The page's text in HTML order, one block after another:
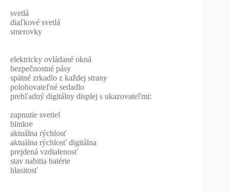
svetlá
diaľkové svetlá
smerovky
elektricky ovládané okná
bezpečnostné pásy
spätné zrkadlo z každej strany
polohovateľné sedadlo
prehľadný digitálny displej s ukazovateľmi:
zapnutie svetiel
blinkre
aktuálna rýchlosť
aktuálna rýchlosť digitálna
prejdená vzdialenosť
stav nabitia batérie
hlasitosť